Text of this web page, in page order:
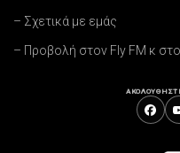
– Σχετικά με εμάς
– Προβολή στον Fly FM κ